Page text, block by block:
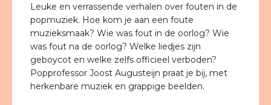
Leuke en verrassende verhalen over fouten in de
popmuziek. Hoe kom je aan een foute
muzieksmaak? Wie was fout in de oorlog? Wie
was fout na de oorlog? Welke liedjes zijn
geboycot en welke zelfs officieel verboden?
Popprofessor Joost Augusteijn praat je bij, met
herkenbare muziek en grappige beelden.